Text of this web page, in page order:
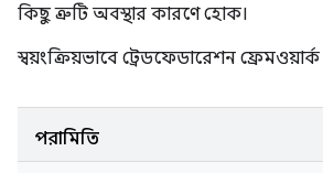
কিছু ত্রুটি অবস্থার কারণে হোক।
স্বয়ংক্রিয়ভাবে ট্রেডফেডারেশন
পরামিতি